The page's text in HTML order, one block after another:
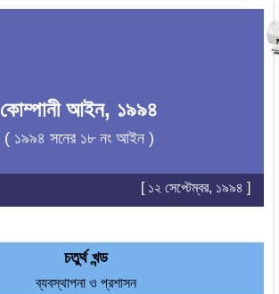
কোম্পানী আইন, ১৯৯৪
( ১৯৯৪ সনের ১৮ নং আইন )
[ ১২ সেপ্টেম্বর, ১৯৯৪ ]
চতুর্থ খন্ড
ব্যবস্থাপনা ও প্রশাসন